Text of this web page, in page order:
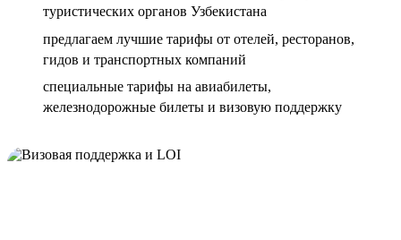
туристических органов Узбекистана
предлагаем лучшие тарифы от отелей, ресторанов,
гидов и транспортных компаний
специальные тарифы на авиабилеты,
железнодорожные билеты и визовую поддержку